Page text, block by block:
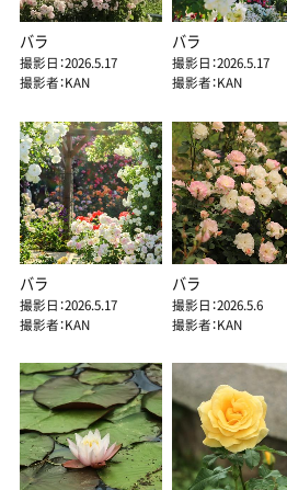
バラ
撮影日：2026.5.17
撮影者：KAN
バラ
撮影日：2026.5.17
撮影者：KAN
バラ
撮影日：2026.5.17
撮影者：KAN
バラ
撮影日：2026.5.6
撮影者：KAN